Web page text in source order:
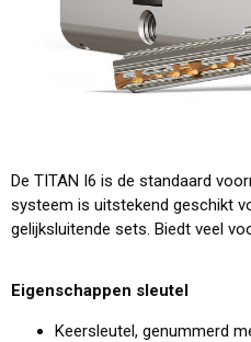
De TITAN I6 is de standaard
systeem is uitstekend geschikt
gelijksluitende sets. Biedt veel
Eigenschappen sleutel
Keersleutel, genummerd